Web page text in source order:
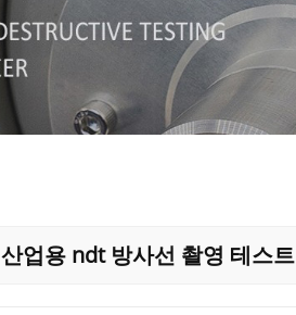
산업용 ndt 방사선 촬영 테스트